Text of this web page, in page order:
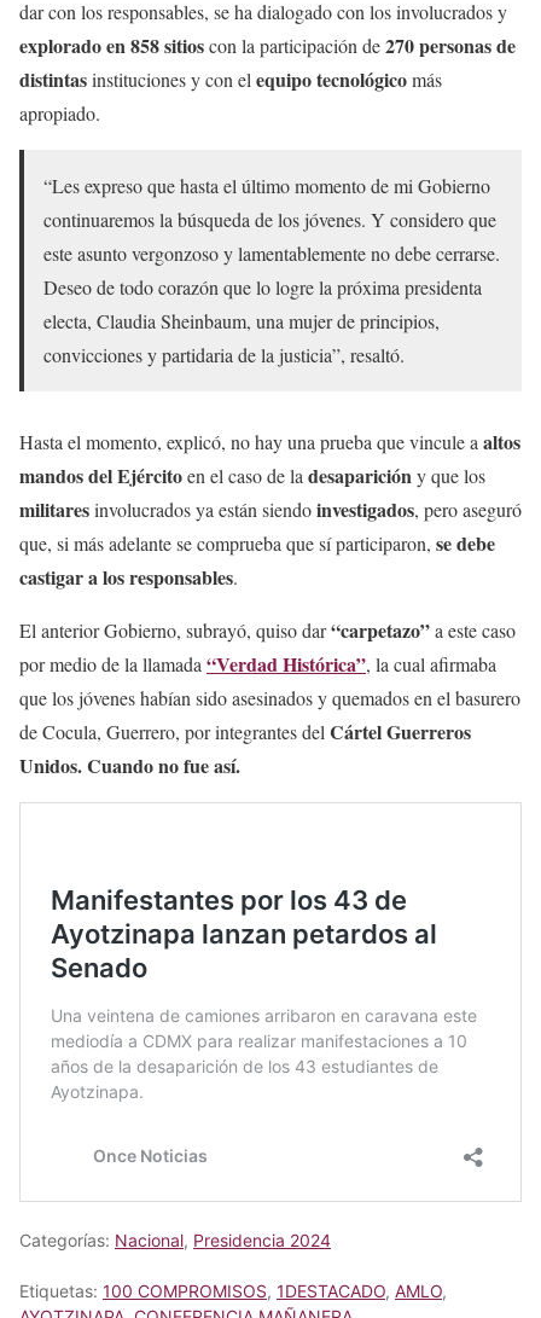
dar con los responsables, se ha dialogado con los involucrados y
explorado en 858 sitioscon la participación de270 personas de
distintasinstituciones y con el equipo tecnológicomás
apropiado.
“Les expreso que hasta el último momento de mi Gobierno
continuaremos la búsqueda de los jóvenes. Y considero que
este asunto vergonzoso y lamentablemente no debe cerrarse.
Deseo de todo corazón que lo logre la próxima presidenta
electa, Claudia Sheinbaum, una mujer de principios,
convicciones y partidaria de la justicia”, resaltó.
Hasta el momento, explicó, no hay una prueba que vincule a altos
mandos del Ejércitoen el caso de la desaparicióny que los
militaresinvolucrados ya están siendoinvestigados, pero aseguró
que, si más adelante se comprueba que sí participaron, se debe
castigar a los responsables.
El anterior Gobierno, subrayó, quiso dar“carpetazo”a este caso
por medio de la llamada “Verdad Histórica”, la cual afirmaba
que los jóvenes habían sido asesinados y quemados en el basurero
de Cocula, Guerrero, por integrantes del Cártel Guerreros
Unidos.Cuando no fue así.
Categorías: Nacional, Presidencia 2024
Etiquetas: 100 COMPROMISOS, 1DESTACADO, AMLO,